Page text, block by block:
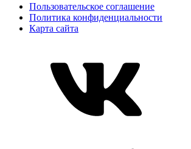
Пользовательское соглашение
Политика конфиденциальности
Карта сайта